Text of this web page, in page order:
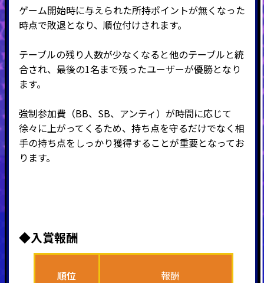
ゲーム開始時に与えられた所持ポイントが無くなった
時点で敗退となり、順位付けされます。
テーブルの残り人数が少なくなると他のテーブルと統
合され、最後の1名まで残ったユーザーが優勝となり
ます。
強制参加費（BB、SB、アンティ）が時間に応じて
徐々に上がってくるため、持ち点を守るだけでなく相
手の持ち点をしっかり獲得することが重要となってお
ります。
◆入賞報酬
順位 報酬